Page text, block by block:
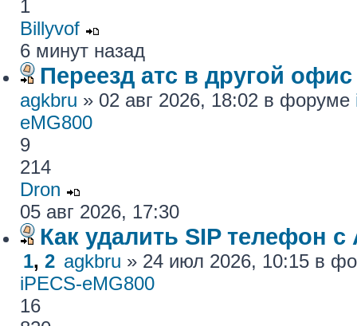
1
Billyvof
6 минут назад
Переезд атс в другой
agkbru » 02 авг 2026, 18:02 в форуме
eMG800
9
214
Dron
05 авг 2026, 17:30
Как удалить SIP телефон
1, 2 agkbru » 24 июл 2026, 10:15 в
iPECS-eMG800
16